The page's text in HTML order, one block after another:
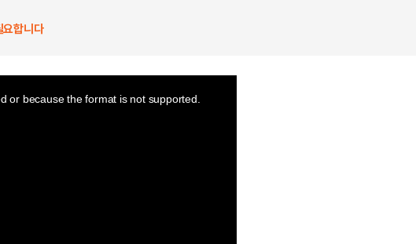
요합니다
or because the format is not supported.